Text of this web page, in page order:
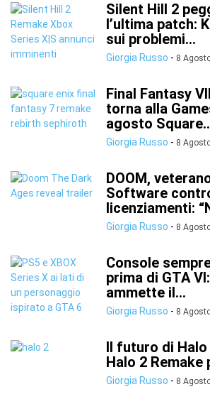
Silent Hill 2
l’ultima patch:
sui problemi...
Giorgia Russo - 8
Final Fantasy
torna alla
agosto
Giorgia Russo - 8
DOOM,
Software
licenziamenti:
Giorgia Russo - 8
Console
prima di GTA
ammette il...
Giorgia Russo - 8
Il futuro di
Halo 2 Remake
Giorgia Russo - 8